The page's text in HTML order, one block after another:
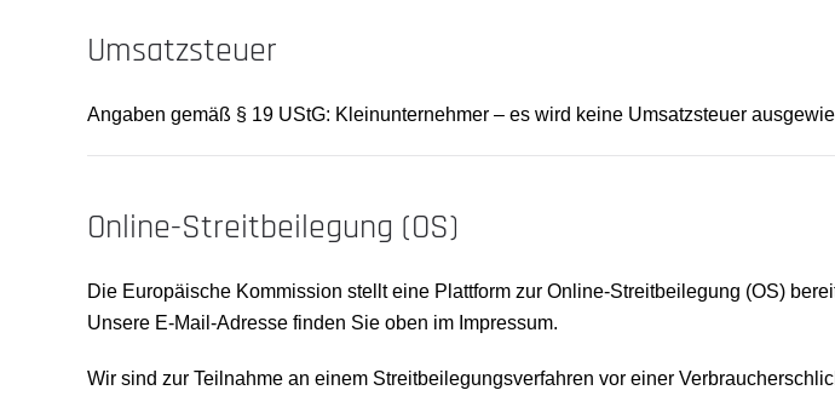
Umsatzsteuer
Angaben gemäß § 19 UStG: Kleinunternehmer – es wird keine Umsatzsteuer
Online-Streitbeilegung (OS)
Die Europäische Kommission stellt eine Plattform zur Online-Streitbeilegung (OS)
Unsere E-Mail-Adresse finden Sie oben im Impressum.
Wir sind zur Teilnahme an einem Streitbeilegungsverfahren vor einer